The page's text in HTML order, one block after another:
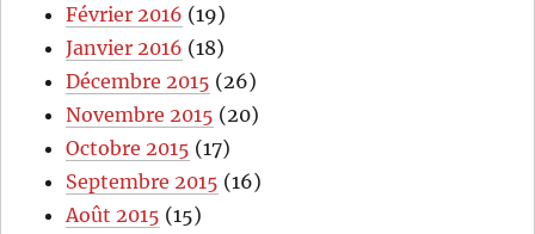
Février 2016 (19)
Janvier 2016 (18)
Décembre 2015 (26)
Novembre 2015 (20)
Octobre 2015 (17)
Septembre 2015 (16)
Août 2015 (15)